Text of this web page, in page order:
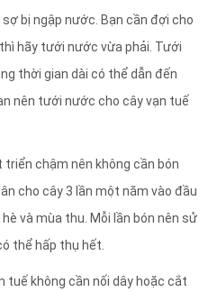
bị ngập nước. Bạn cần đợi cho
hãy tưới nước vừa phải. Tưới
thời gian dài có thể dẫn đến
nên tưới nước cho cây vạn tuế
triển chậm nên không cần bón
cho cây 3 lần một năm vào đầu
và mùa thu. Mỗi lần bón nên sử
thể hấp thụ hết.
tuế không cần nối dây hoặc cắt